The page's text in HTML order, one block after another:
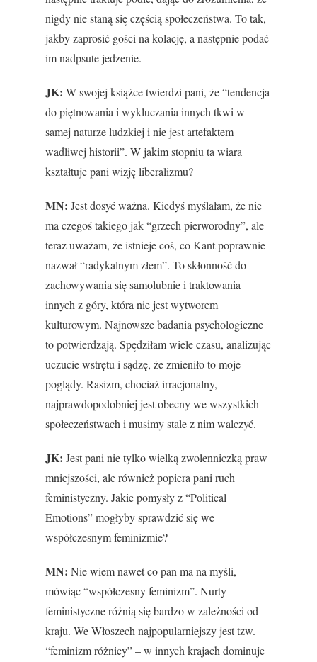
nigdy nie staną się częścią społeczeństwa. To tak,
jakby zaprosić gości na kolację, a następnie podać
im nadpsute jedzenie.
JK: W swojej książce twierdzi pani, że “tendencja
do piętnowania i wykluczania innych tkwi w
samej naturze ludzkiej i nie jest artefaktem
wadliwej historii”. W jakim stopniu ta wiara
kształtuje pani wizję liberalizmu?
MN: Jest dosyć ważna. Kiedyś myślałam, że nie
ma czegoś takiego jak “grzech pierworodny”, ale
teraz uważam, że istnieje coś, co Kant poprawnie
nazwał “radykalnym złem”. To skłonność do
zachowywania się samolubnie i traktowania
innych z góry, która nie jest wytworem
kulturowym. Najnowsze badania psychologiczne
to potwierdzają. Spędziłam wiele czasu, analizując
uczucie wstrętu i sądzę, że zmieniło to moje
poglądy. Rasizm, chociaż irracjonalny,
najprawdopodobniej jest obecny we wszystkich
społeczeństwach i musimy stale z nim walczyć.
JK: Jest pani nie tylko wielką zwolenniczką praw
mniejszości, ale również popiera pani ruch
feministyczny. Jakie pomysły z “Political
Emotions” mogłyby sprawdzić się we
współczesnym feminizmie?
MN: Nie wiem nawet co pan ma na myśli,
mówiąc “współczesny feminizm”. Nurty
feministyczne różnią się bardzo w zależności od
kraju. We Włoszech najpopularniejszy jest tzw.
“feminizm różnicy” – w innych krajach dominuje